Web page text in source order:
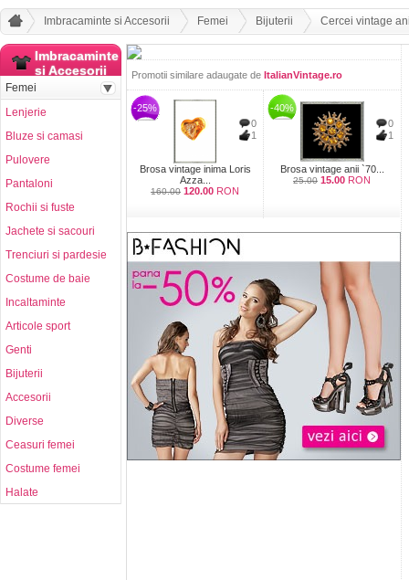
Imbracaminte si Accesorii Femei Bijuterii Cercei vintage
Promotii similare adaugate de ItalianVintage.ro
-25%
0
1
Brosa vintage inima Loris
Azza...
160.00 120.00 RON
-40%
0
1
Brosa vintage anii `70...
25.00 15.00 RON
Imbracaminte
si Accesorii
Femei
Lenjerie
Bluze si camasi
Pulovere
Pantaloni
Rochii si fuste
Jachete si sacouri
Trenciuri si pardesie
Costume de baie
Incaltaminte
Articole sport
Genti
Bijuterii
Accesorii
Diverse
Ceasuri femei
Costume femei
Halate